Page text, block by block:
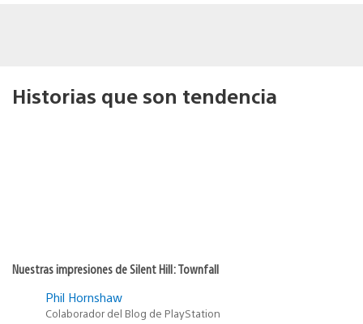
Historias que son tendencia
Nuestras impresiones de Silent Hill: Townfall
Phil Hornshaw
Colaborador del Blog de PlayStation